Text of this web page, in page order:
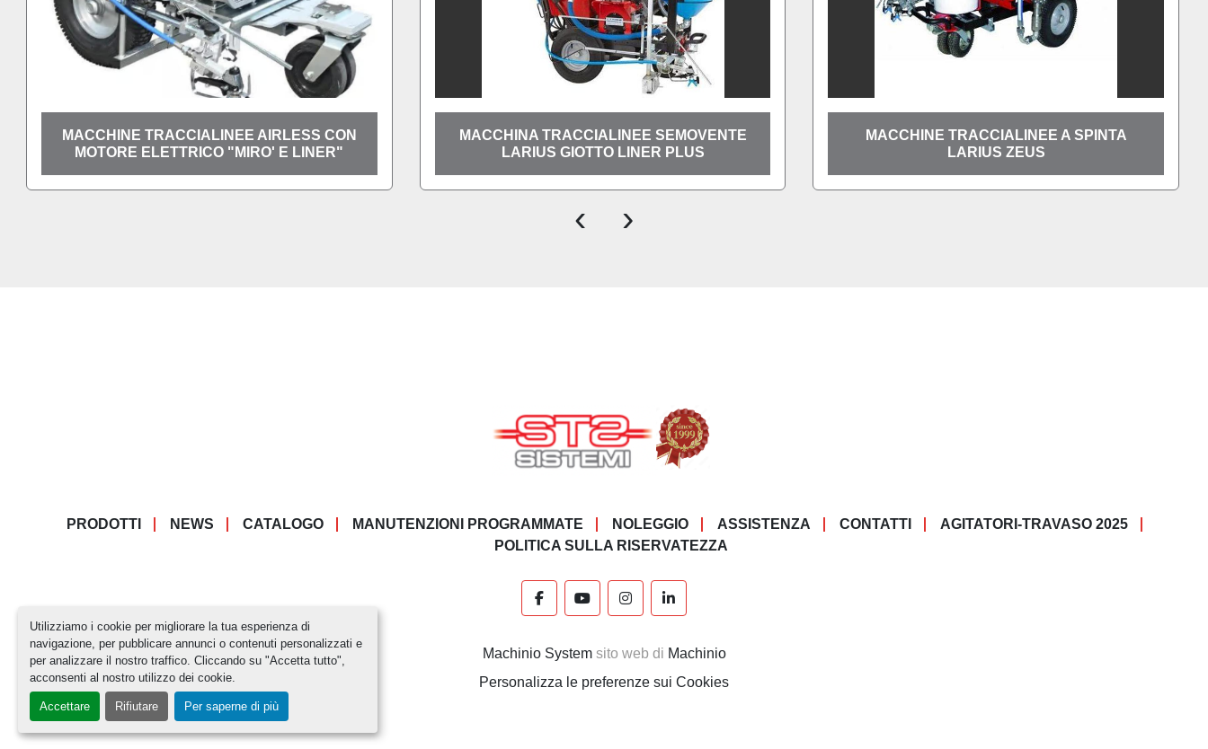
Utilizziamo i cookie per migliorare la tua esperienza di
navigazione, per pubblicare annunci o contenuti personalizzati e
per analizzare il nostro traffico. Cliccando su "Accetta tutto",
acconsenti al nostro utilizzo dei cookie.
Accettare Rifiutare Per saperne di più
MACCHINA TRACCIALINEE SEMOVENTE
LARIUS GIOTTO LINER PLUS
MACCHINE TRACCIALINEE A SPINTA
LARIUS ZEUS
MACCHINE TRACCIALINEE A SPINTA
LARIUS EVEREST TH LINER SEMOVENTE
‹ ›
PRODOTTI NEWS CATALOGO MANUTENZIONI PROGRAMMATE NOLEGGIO ASSISTENZA CONTATTI
AGITATORI-TRAVASO 2025
POLITICA SULLA RISERVATEZZA
facebookyoutubeinstagramlinkedin
Machinio Systemsito web di Machinio
Personalizza le preferenze sui Cookies